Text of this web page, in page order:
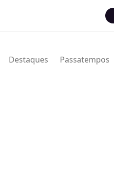
Destaques Passatempos